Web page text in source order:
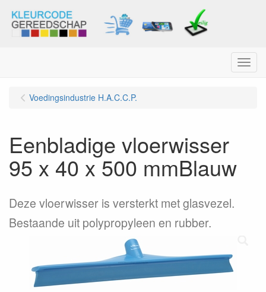
Menu
Voedingsindustrie H.A.C.C.P.
Eenbladige vloerwisser
95 x 40 x 500 mmBlauw
Deze vloerwisser is versterkt met glasvezel.
Bestaande uit polypropyleen en rubber.